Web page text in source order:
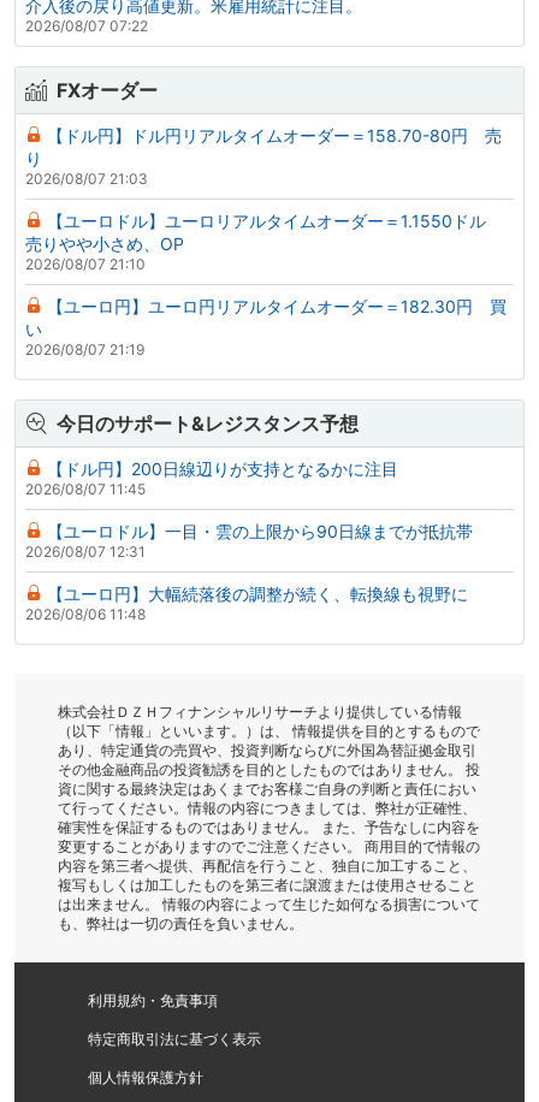
介入後の戻り高値更新。米雇用統計に注目。
2026/08/07 07:22
FXオーダー
【ドル円】ドル円リアルタイムオーダー＝158.70-80円 売
り
2026/08/07 21:03
【ユーロドル】ユーロリアルタイムオーダー＝1.1550ドル
売りやや小さめ、OP
2026/08/07 21:10
【ユーロ円】ユーロ円リアルタイムオーダー＝182.30円 買
い
2026/08/07 21:19
今日のサポート&レジスタンス予想
【ドル円】200日線辺りが支持となるかに注目
2026/08/07 11:45
【ユーロドル】一目・雲の上限から90日線までが抵抗帯
2026/08/07 12:31
【ユーロ円】大幅続落後の調整が続く、転換線も視野に
2026/08/06 11:48
株式会社ＤＺＨフィナンシャルリサーチより提供している情報
（以下「情報」といいます。）は、 情報提供を目的とするもので
あり、特定通貨の売買や、投資判断ならびに外国為替証拠金取引
その他金融商品の投資勧誘を目的としたものではありません。 投
資に関する最終決定はあくまでお客様ご自身の判断と責任におい
て行ってください。情報の内容につきましては、弊社が正確性、
確実性を保証するものではありません。 また、予告なしに内容を
変更することがありますのでご注意ください。 商用目的で情報の
内容を第三者へ提供、再配信を行うこと、独自に加工すること、
複写もしくは加工したものを第三者に譲渡または使用させること
は出来ません。 情報の内容によって生じた如何なる損害について
も、弊社は一切の責任を負いません。
利用規約・免責事項
特定商取引法に基づく表示
個人情報保護方針